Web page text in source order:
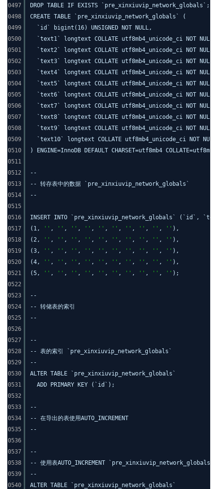
0497
0498
0499
0500
0501
0502
0503
0504
0505
0506
0507
0508
0509
0510
0511
0512
0513
0514
0515
0516
0517
0518
0519
0520
0521
0522
0523
0524
0525
0526
0527
0528
0529
0530
0531
0532
0533
0534
0535
0536
0537
0538
0539
0540
DROP TABLE IF EXISTS `pre_xinxiuvip_network_globals`;
CREATE TABLE `pre_xinxiuvip_network_globals` (
`id` bigint(16) UNSIGNED NOT NULL,
`text1` longtext COLLATE utf8mb4_unicode_ci NOT NULL,
`text2` longtext COLLATE utf8mb4_unicode_ci NOT NULL,
`text3` longtext COLLATE utf8mb4_unicode_ci NOT NULL,
`text4` longtext COLLATE utf8mb4_unicode_ci NOT NULL,
`text5` longtext COLLATE utf8mb4_unicode_ci NOT NULL,
`text6` longtext COLLATE utf8mb4_unicode_ci NOT NULL,
`text7` longtext COLLATE utf8mb4_unicode_ci NOT NULL,
`text8` longtext COLLATE utf8mb4_unicode_ci NOT NULL,
`text9` longtext COLLATE utf8mb4_unicode_ci NOT NULL,
`text10` longtext COLLATE utf8mb4_unicode_ci NOT NULL
) ENGINE=InnoDB DEFAULT CHARSET=utf8mb4
--
-- 转存表中的数据 `pre_xinxiuvip_network_globals`
--
INSERT INTO `pre_xinxiuvip_network_globals`
(1,
'' , '' , '' , '' , '' , '' , '' , '' , '' , '' ),
(2,
'' , '' , '' , '' , '' , '' , '' , '' , '' , '' ),
(3,
'' , '' , '' , '' , '' , '' , '' , '' , '' , '' ),
(4,
'' , '' , '' , '' , '' , '' , '' , '' , '' , '' ),
(5,
'' , '' , '' , '' , '' , '' , '' , '' , '' , '' );
--
-- 转储表的索引
--
--
-- 表的索引 `pre_xinxiuvip_network_globals`
--
ALTER TABLE `pre_xinxiuvip_network_globals`
ADD PRIMARY KEY (`id`);
--
-- 在导出的表使用AUTO_INCREMENT
--
--
-- 使用表AUTO_INCREMENT `pre_xinxiuvip_network_globals`
--
ALTER TABLE `pre_xinxiuvip_network_globals`